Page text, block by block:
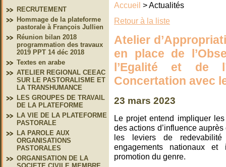
RECRUTEMENT
Hommage de la plateforme
pastorale à François Jullien
Réunion bilan 2018
programmation des travaux
2019 PPT 14 déc 2018
Textes en arabe
ATELIER REGIONAL CEEAC
SUR LE PASTORALISME ET
LA TRANSHUMANCE
LES GROUPES DE TRAVAIL
DE LA PLATEFORME
LA VIE DE LA PLATEFORME
PASTORALE
LA PAROLE AUX
ORGANISATIONS
PASTORALES
ORGANISATION DE LA
Accueil > Actualités
Retour à la liste
Atelier
en place de
l’Egalité et de
Concertation avec
23 mars 2023
Le projet entend impliquer
des actions d’influence
les leviers de redevabilité
engagements nationaux
promotion du genre.